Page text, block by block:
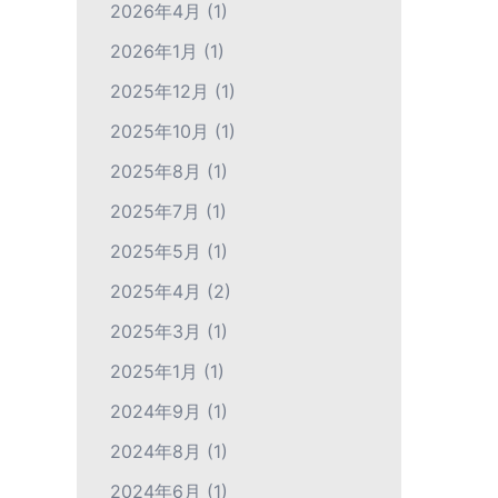
2026年4月 (1)
2026年1月 (1)
2025年12月 (1)
2025年10月 (1)
2025年8月 (1)
2025年7月 (1)
2025年5月 (1)
2025年4月 (2)
2025年3月 (1)
2025年1月 (1)
2024年9月 (1)
2024年8月 (1)
2024年6月 (1)